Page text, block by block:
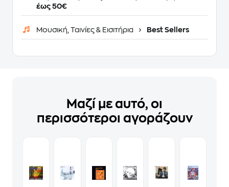
έως 50€
Μουσική, Ταινίες & Εισιτήρια Best Sellers
Μαζί με αυτό, οι
περισσότεροι αγοράζουν